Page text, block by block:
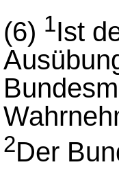
(6) 1Ist
2Der